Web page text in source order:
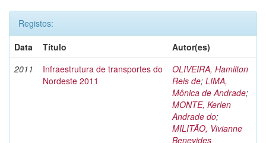
Registos:
Data
Título
Autor(es)
2011
Infraestrutura de transportes do
Nordeste 2011
OLIVEIRA, Hamilton
Reis de; LIMA,
Mônica de Andrade;
MONTE, Kerlen
Andrade do;
MILITÃO, Vivianne
Benevides